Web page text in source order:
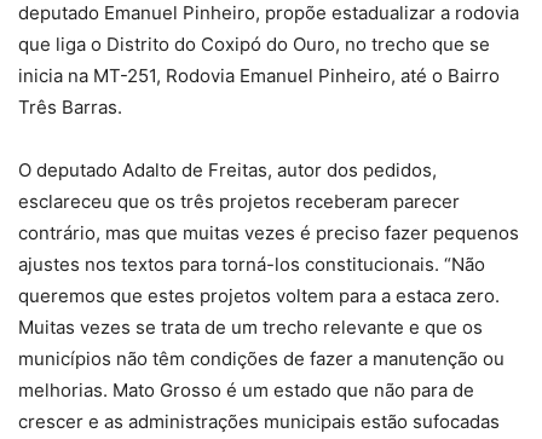
deputado Emanuel Pinheiro, propõe estadualizar a rodovia
que liga o Distrito do Coxipó do Ouro, no trecho que se
inicia na MT-251, Rodovia Emanuel Pinheiro, até o Bairro
Três Barras.
O deputado Adalto de Freitas, autor dos pedidos,
esclareceu que os três projetos receberam parecer
contrário, mas que muitas vezes é preciso fazer pequenos
ajustes nos textos para torná-los constitucionais. “Não
queremos que estes projetos voltem para a estaca zero.
Muitas vezes se trata de um trecho relevante e que os
municípios não têm condições de fazer a manutenção ou
melhorias. Mato Grosso é um estado que não para de
crescer e as administrações municipais estão sufocadas